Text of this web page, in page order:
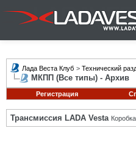
Лада Веста Клуб > Технический
МКПП (Все типы) - Архив
Регистрация
Трансмиссия LADA Vesta